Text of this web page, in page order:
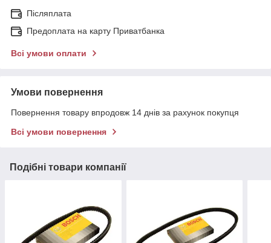
Післяплата
Предоплата на карту Приватбанка
Всі умови оплати
Умови повернення
Повернення товару впродовж 14 днів за рахунок покупця
Всі умови повернення
Подібні товари компанії